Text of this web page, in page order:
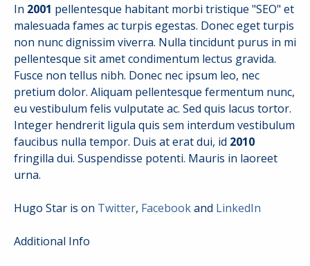
In 2001 pellentesque habitant morbi tristique "SEO" et
malesuada fames ac turpis egestas. Donec eget turpis
non nunc dignissim viverra. Nulla tincidunt purus in mi
pellentesque sit amet condimentum lectus gravida.
Fusce non tellus nibh. Donec nec ipsum leo, nec
pretium dolor. Aliquam pellentesque fermentum nunc,
eu vestibulum felis vulputate ac. Sed quis lacus tortor.
Integer hendrerit ligula quis sem interdum vestibulum
faucibus nulla tempor. Duis at erat dui, id 2010
fringilla dui. Suspendisse potenti. Mauris in laoreet
urna.
Hugo Star is on Twitter, Facebookand LinkedIn
Additional Info